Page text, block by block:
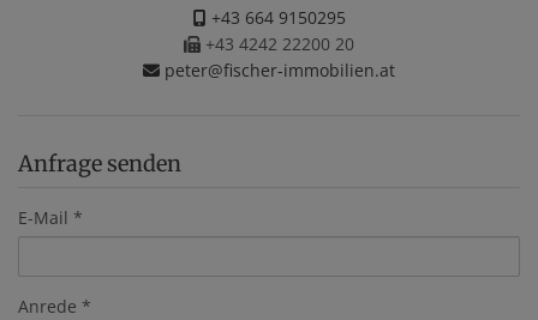
+43 664 9150295
+43 4242 22200 20
peter@fischer-immobilien.at
Anfrage senden
E-Mail
Anrede